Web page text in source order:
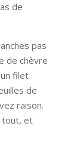
de
pas
de chèvre
filet
de
raison.
tout, et